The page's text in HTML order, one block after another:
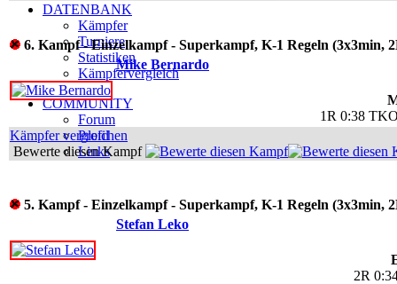
DATENBANK
Kämpfer
Turniere
Statistiken
Kämpfervergleich
COMMUNITY
Forum
Profil
Links
6. Kampf - Einzelkampf - Superkampf, K-1 Regeln (3x3min,
Mike Bernardo
1R 0:38
Kämpfer vergleichen
Bewerte diesen Kampf
5. Kampf - Einzelkampf - Superkampf, K-1 Regeln (3x3min,
Stefan Leko
2R